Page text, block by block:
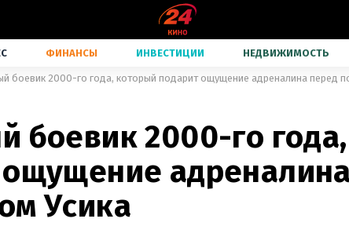
ФИНАНСЫ ИНВЕСТИЦИИ НЕДВИЖИМОСТЬ
боевик 2000-го года, который подарит ощущение адреналина перед
боевик 2000-го
Усика